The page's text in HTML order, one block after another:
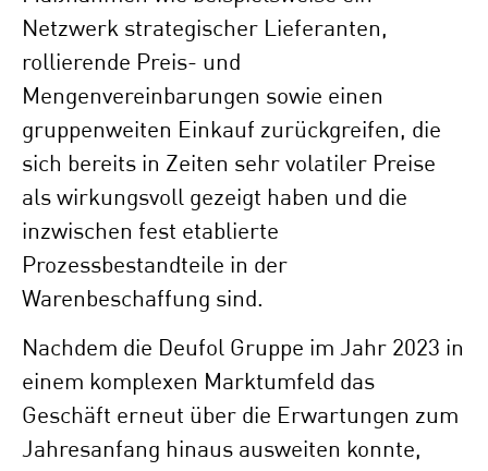
Netzwerk strategischer Lieferanten,
rollierende Preis- und
Mengenvereinbarungen sowie einen
gruppenweiten Einkauf zurückgreifen, die
sich bereits in Zeiten sehr volatiler Preise
als wirkungsvoll gezeigt haben und die
inzwischen fest etablierte
Prozessbestandteile in der
Warenbeschaffung sind.
Nachdem die Deufol Gruppe im Jahr 2023 in
einem komplexen Marktumfeld das
Geschäft erneut über die Erwartungen zum
Jahresanfang hinaus ausweiten konnte,